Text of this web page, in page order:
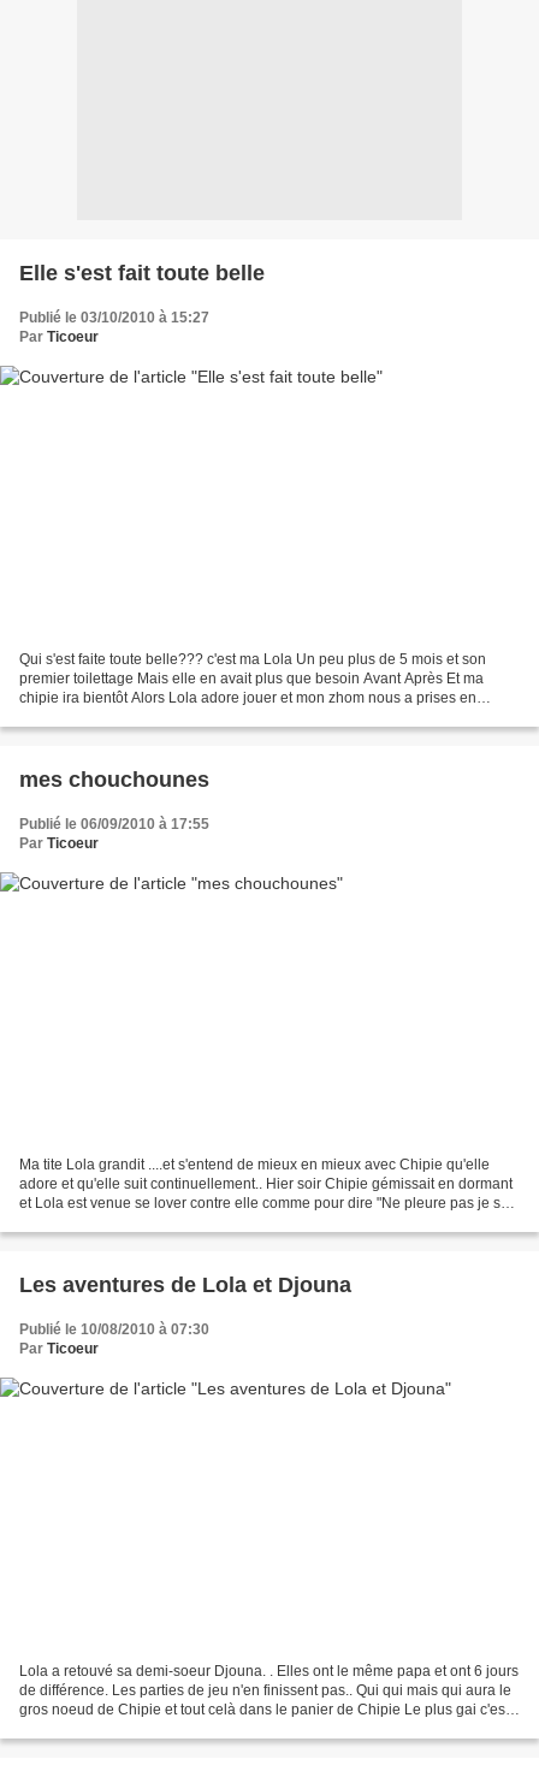
Elle s'est fait toute belle
Publié le 03/10/2010 à 15:27
Par Ticoeur
Qui s'est faite toute belle??? c'est ma Lola Un peu plus de 5 mois et son
premier toilettage Mais elle en avait plus que besoin Avant Après Et ma
chipie ira bientôt Alors Lola adore jouer et mon zhom nous a prises en
mes chouchounes
Publié le 06/09/2010 à 17:55
Par Ticoeur
Ma tite Lola grandit ....et s'entend de mieux en mieux avec Chipie qu'elle
adore et qu'elle suit continuellement.. Hier soir Chipie gémissait en dormant
et Lola est venue se lover contre elle comme pour dire "Ne pleure pas je suis
Les aventures de Lola et Djouna
Publié le 10/08/2010 à 07:30
Par Ticoeur
Lola a retouvé sa demi-soeur Djouna. . Elles ont le même papa et ont 6 jours
de différence. Les parties de jeu n'en finissent pas.. Qui qui mais qui aura le
gros noeud de Chipie et tout celà dans le panier de Chipie Le plus gai c'est